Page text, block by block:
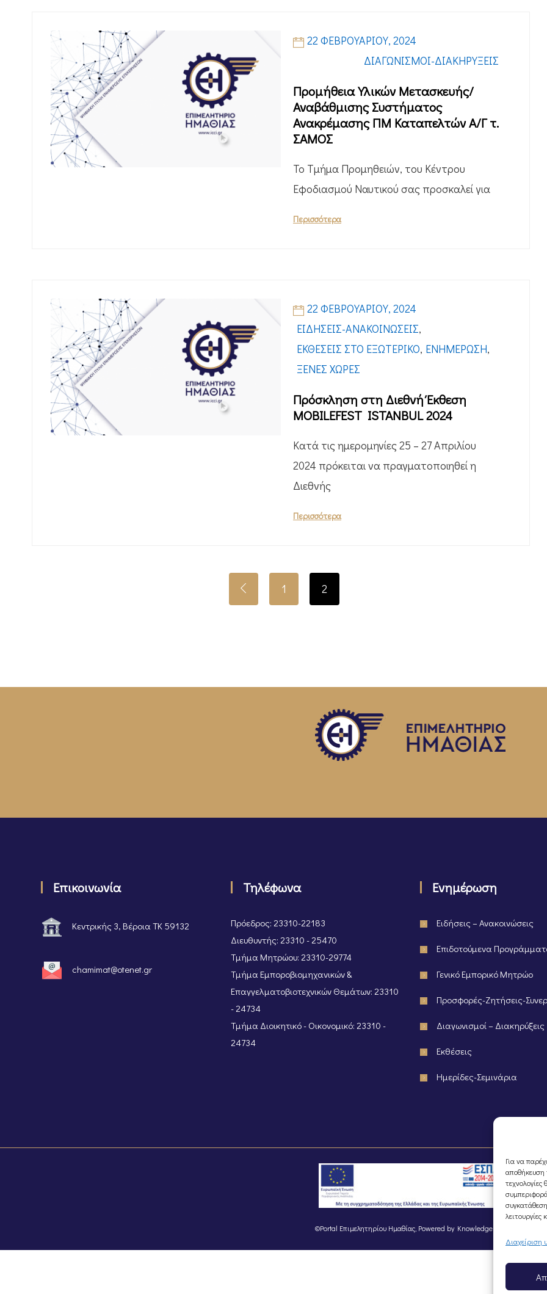
Για να
αποθήκευση
λειτουργίες
Διαχείριση
22 ΦΕΒΡΟΥΑΡΊΟΥ, 2024
ΔΙΑΓΩΝΙΣΜΟΊ-ΔΙΑΚΗΡΎΞΕΙΣ
Προμήθεια Υλικών Μετασκευής/
Αναβάθμισης Συστήματος
Ανακρέμασης ΠΜ Καταπελτών Α/Γ τ.
ΣΑΜΟΣ
Το Τμήμα Προμηθειών, του Κέντρου
Εφοδιασμού Ναυτικού σας προσκαλεί για
Περισσότερα
22 ΦΕΒΡΟΥΑΡΊΟΥ, 2024
ΕΙΔΉΣΕΙΣ-ΑΝΑΚΟΙΝΏΣΕΙΣ,
ΕΚΘΈΣΕΙΣ ΣΤΟ ΕΞΩΤΕΡΙΚΌ, ΕΝΗΜΈΡΩΣΗ,
ΞΈΝΕΣ ΧΏΡΕΣ
Πρόσκληση στη Διεθνή Έκθεση
MOBILEFEST ISTANBUL 2024
Κατά τις ημερομηνίες 25 – 27 Απριλίου
2024 πρόκειται να πραγματοποιηθεί η
Διεθνής
Περισσότερα
1 2
Επικοινωνία
Κεντρικής 3, Βέροια ΤΚ 59132
chamimat@otenet.gr
Τηλέφωνα
Πρόεδρος: 23310-22183
Διευθυντής: 23310 - 25470
Τμήμα Μητρώου: 23310-29774
Τμήμα Εμποροβιομηχανικών &
Επαγγελματοβιοτεχνικών Θεμάτων: 23310
- 24734
Τμήμα Διοικητικό - Οικονομικό: 23310 -
24734
Ενημέρωση
Ειδήσεις – Ανακοινώσεις
Επιδοτούμενα
Γενικό Εμπορικό Μητρώο
Προσφορές-Ζητήσεις-
Διαγωνισμοί – Διακηρύξεις
Εκθέσεις
Ημερίδες-Σεμινάρια
©Portal Επιμελητηρίου Ημαθίας, Powered by Knowledge A.E.